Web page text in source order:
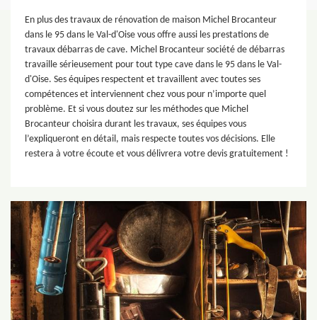
En plus des travaux de rénovation de maison Michel Brocanteur
dans le 95 dans le Val-d'Oise vous offre aussi les prestations de
travaux débarras de cave. Michel Brocanteur société de débarras
travaille sérieusement pour tout type cave dans le 95 dans le Val-
d'Oise. Ses équipes respectent et travaillent avec toutes ses
compétences et interviennent chez vous pour n’importe quel
problème. Et si vous doutez sur les méthodes que Michel
Brocanteur choisira durant les travaux, ses équipes vous
l’expliqueront en détail, mais respecte toutes vos décisions. Elle
restera à votre écoute et vous délivrera votre devis gratuitement !